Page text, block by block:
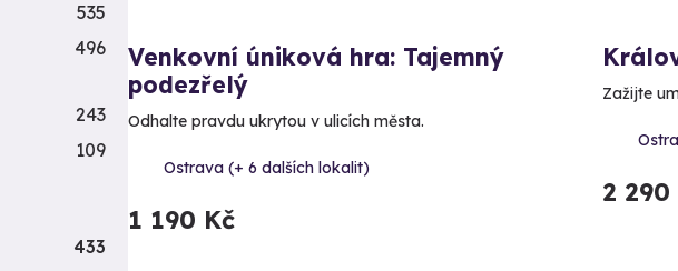
Venkovní úniková hra: Tajemný
podezřelý
Odhalte pravdu ukrytou v ulicích města.
Ostrava (+ 6 dalších lokalit)
1 190 Kč
Zažijte
2 290
535
496
243
109
433